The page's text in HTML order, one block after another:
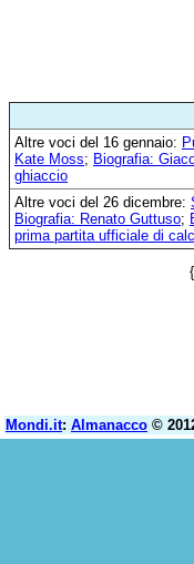
Altre voci del 16 gennaio:
Kate Moss; Biografia:
ghiaccio
Altre voci del 26 dicembre:
Biografia: Renato Guttuso;
prima partita ufficiale di
Mondi.it: Almanacco ©